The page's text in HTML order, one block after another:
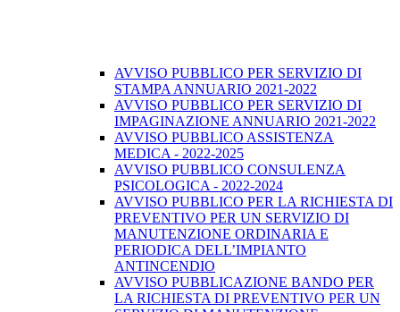
AVVISO PUBBLICO PER SERVIZIO DI
STAMPA ANNUARIO 2021-2022
AVVISO PUBBLICO PER SERVIZIO DI
IMPAGINAZIONE ANNUARIO 2021-2022
AVVISO PUBBLICO ASSISTENZA
MEDICA - 2022-2025
AVVISO PUBBLICO CONSULENZA
PSICOLOGICA - 2022-2024
AVVISO PUBBLICO PER LA RICHIESTA DI
PREVENTIVO PER UN SERVIZIO DI
MANUTENZIONE ORDINARIA E
PERIODICA DELL’IMPIANTO
ANTINCENDIO
AVVISO PUBBLICAZIONE BANDO PER
LA RICHIESTA DI PREVENTIVO PER UN